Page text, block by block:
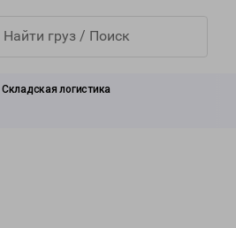
Складская логистика